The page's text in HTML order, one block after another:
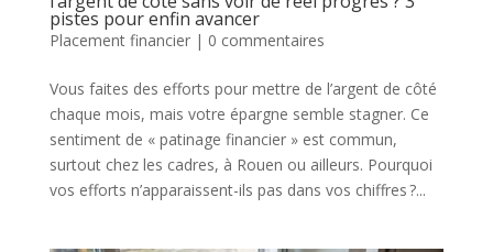
pistes pour enfin avancer
Placement financier| 0 commentaires
Vous faites des efforts pour mettre de l’argent de côté
chaque mois, mais votre épargne semble stagner. Ce
sentiment de « patinage financier » est commun,
surtout chez les cadres, à Rouen ou ailleurs. Pourquoi
vos efforts n’apparaissent-ils pas dans vos chiffres ?...